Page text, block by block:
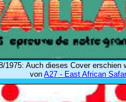
1975: Auch dieses Cover erschien
von A27 - East African